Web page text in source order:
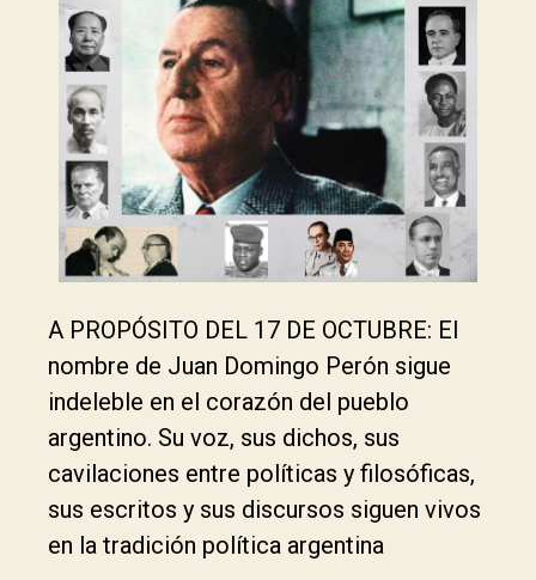
A PROPÓSITO DEL 17 DE OCTUBRE: El
nombre de Juan Domingo Perón sigue
indeleble en el corazón del pueblo
argentino. Su voz, sus dichos, sus
cavilaciones entre políticas y filosóficas,
sus escritos y sus discursos siguen vivos
en la tradición política argentina